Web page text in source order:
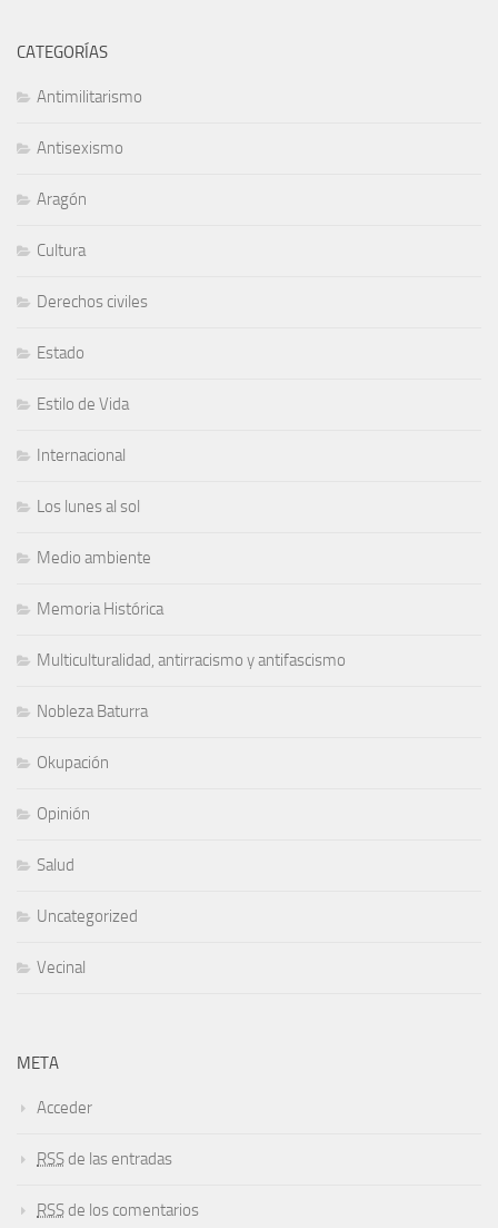
CATEGORÍAS
Antimilitarismo
Antisexismo
Aragón
Cultura
Derechos civiles
Estado
Estilo de Vida
Internacional
Los lunes al sol
Medio ambiente
Memoria Histórica
Multiculturalidad, antirracismo y antifascismo
Nobleza Baturra
Okupación
Opinión
Salud
Uncategorized
Vecinal
META
Acceder
RSS de las entradas
RSS de los comentarios